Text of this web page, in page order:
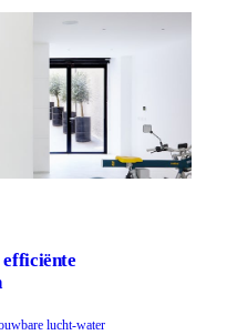
lucht-water